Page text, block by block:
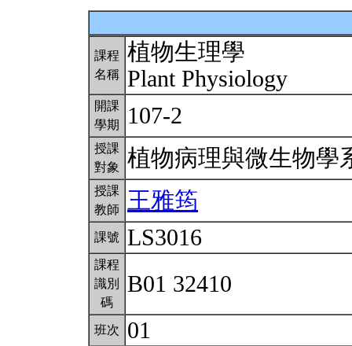
課程
名稱
植物生理學
Plant Physiology
開課
學期
107-2
授課
對象
植物病理與微生物
授課
教師
王雅筠
課號 LS3016
課程
識別
碼
B01 32410
班次 01